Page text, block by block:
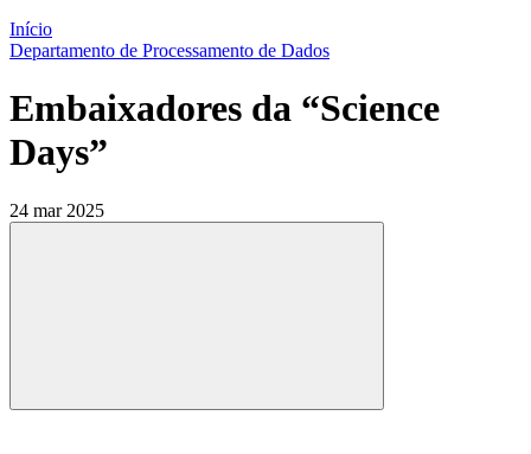
Início
Departamento de Processamento de Dados
Embaixadores da “Science
Days”
24 mar 2025
Compartilhar